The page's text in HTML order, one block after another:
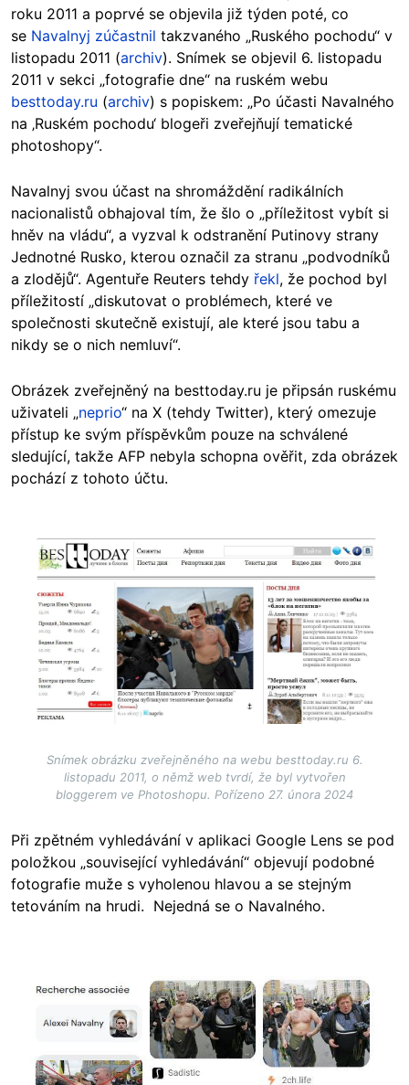
roku 2011 a poprvé se objevila již týden poté, co
se Navalnyj zúčastnil takzvaného „Ruského pochodu“ v
listopadu 2011 (archiv). Snímek se objevil 6. listopadu
2011 v sekci „fotografie dne“ na ruském webu
besttoday.ru (archiv) s popiskem: „Po účasti Navalného
na ‚Ruském pochodu‘ blogeři zveřejňují tematické
photoshopy“.
Navalnyj svou účast na shromáždění radikálních
nacionalistů obhajoval tím, že šlo o „příležitost vybít si
hněv na vládu“, a vyzval k odstranění Putinovy strany
Jednotné Rusko, kterou označil za stranu „podvodníků
a zlodějů“. Agentuře Reuters tehdy řekl, že pochod byl
příležitostí „diskutovat o problémech, které ve
společnosti skutečně existují, ale které jsou tabu a
nikdy se o nich nemluví“.
Obrázek zveřejněný na besttoday.ru je připsán ruskému
uživateli „neprio“ na X (tehdy Twitter), který omezuje
přístup ke svým příspěvkům pouze na schválené
sledující, takže AFP nebyla schopna ověřit, zda obrázek
pochází z tohoto účtu.
Image
Snímek obrázku zveřejněného na webu besttoday.ru 6.
listopadu 2011, o němž web tvrdí, že byl vytvořen
bloggerem ve Photoshopu. Pořízeno 27. února 2024
Při zpětném vyhledávání v aplikaci Google Lens se pod
položkou „související vyhledávání“ objevují podobné
fotografie muže s vyholenou hlavou a se stejným
tetováním na hrudi. Nejedná se o Navalného.